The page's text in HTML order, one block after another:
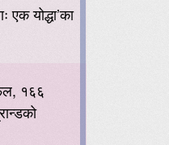
एक योद्धा’का
१६६